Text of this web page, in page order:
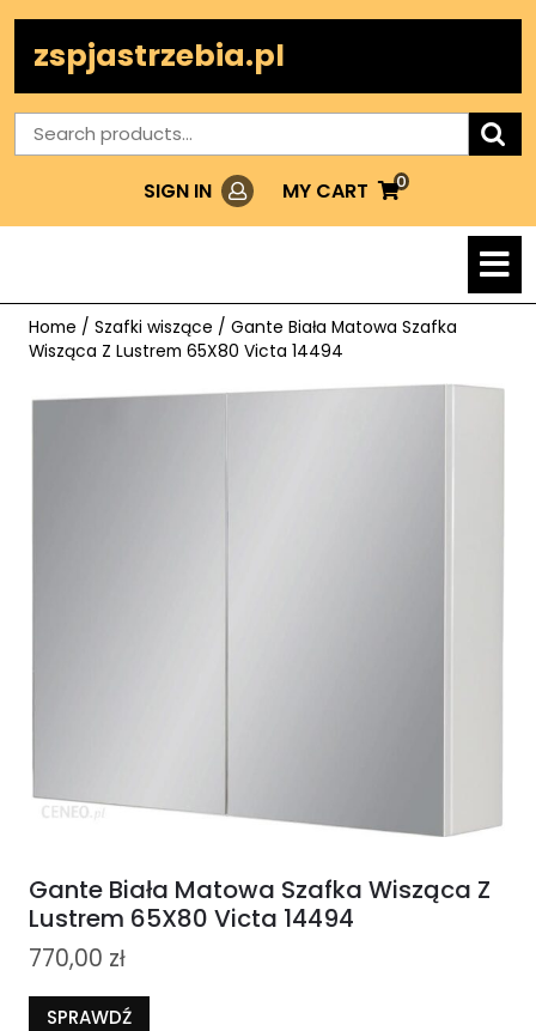
contentzspjastrzebia.pl
Search
for:
SIGN IN LoginMY CART
MY
0
Home / Szafki wiszące / Gante Biała Matowa Szafka
Wisząca Z Lustrem 65X80 Victa 14494
Gante Biała Matowa Szafka Wisząca Z
Lustrem 65X80 Victa 14494
770,00 zł
SPRAWDŹ